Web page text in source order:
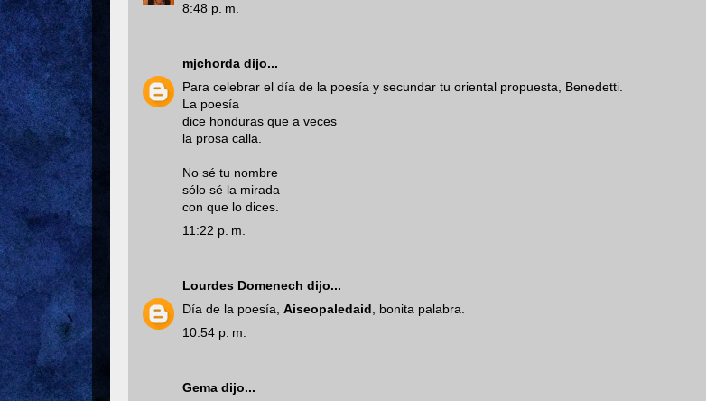
8:48 p. m.
mjchorda dijo...
Para celebrar el día de la poesía y secundar tu oriental propuesta, Benedetti.
La poesía
dice honduras que a veces
la prosa calla.
No sé tu nombre
sólo sé la mirada
con que lo dices.
11:22 p. m.
Lourdes Domenech dijo...
Día de la poesía, Aiseopaledaid , bonita palabra.
10:54 p. m.
Gema dijo...